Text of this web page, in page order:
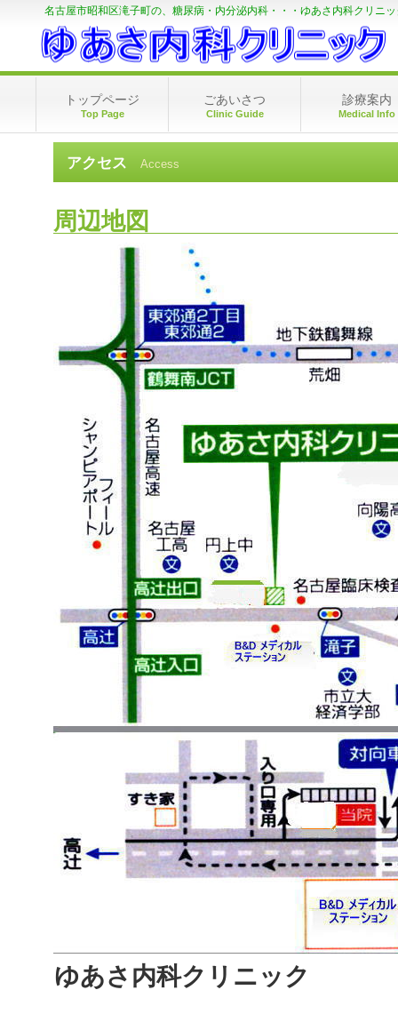
名古屋市昭和区滝子町の、糖尿病・内分泌内科・・・ゆあさ内科クリニ
アクセス Access
周辺地図
ゆあさ内科クリニック
トップページ
Top Page
ごあいさつ
Clinic Guide
診療案内
Medical Info